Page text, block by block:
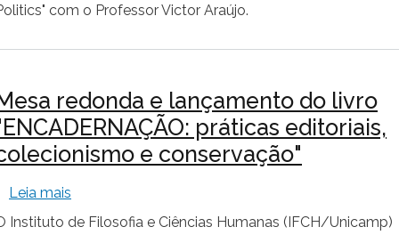
com o Professor Victor Araújo.
redonda e lançamento do livro
práticas editoriais,
e conservação"
Leia mais
Instituto de Filosofia e Ciências Humanas (IFCH/Unicamp)